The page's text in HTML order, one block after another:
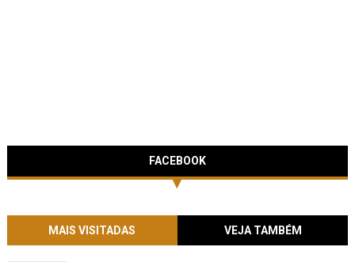
FACEBOOK
MAIS VISITADAS VEJA TAMBÉM